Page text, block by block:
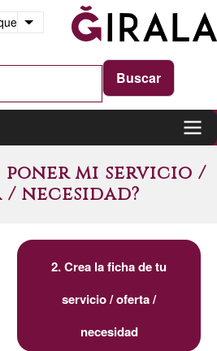
Ekintza osagarriak zerrendatu
poner mi servicio /
necesidad?
2. Crea la ficha de tu
servicio / oferta /
necesidad